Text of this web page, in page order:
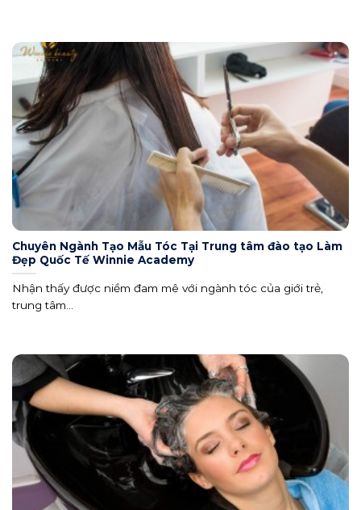
Chuyên Ngành Tạo Mẫu Tóc Tại Trung tâm đào tạo Làm
Đẹp Quốc Tế Winnie Academy
Nhận thấy được niềm đam mê với ngành tóc của giới trẻ,
trung tâm...